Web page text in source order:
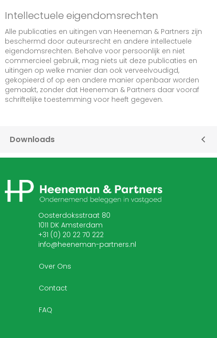
Intellectuele eigendomsrechten
Alle publicaties en uitingen van Heeneman & Partners zijn
beschermd door auteursrecht en andere intellectuele
eigendomsrechten. Behalve voor persoonlijk en niet
commercieel gebruik, mag niets uit deze publicaties en
uitingen op welke manier dan ook verveelvoudigd,
gekopieerd of op een andere manier openbaar worden
gemaakt, zonder dat Heeneman & Partners daar vooraf
schriftelijke toestemming voor heeft gegeven.
Downloads
Oosterdoksstraat 80
1011 DK Amsterdam
+31 (0) 20 22 70 222
info@heeneman-partners.nl
Over Ons
Contact
FAQ